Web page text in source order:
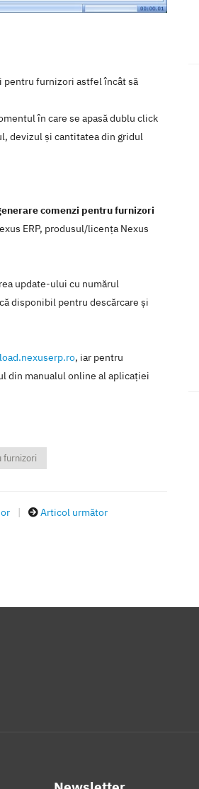
pentru furnizori astfel încât să
în care se apasă dublu click
devizul și cantitatea din gridul
comenzi pentru furnizori
ERP, produsul/licenţa Nexus
update-ului cu numărul
disponibil pentru descărcare şi
, iar pentru
din manualul online al aplicaţiei
furnizori
| Articol următor